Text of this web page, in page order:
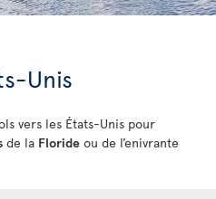
Unis
vers les États-Unis pour
de la Floride ou de l’enivrante